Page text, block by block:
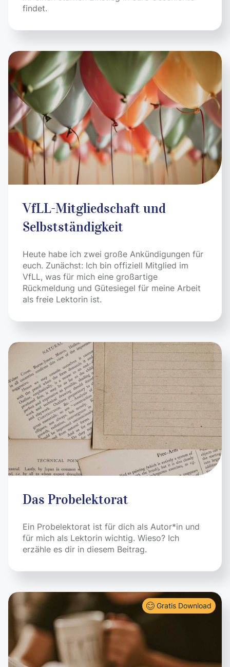
findet.
VfLL-Mitgliedschaft und
Selbstständigkeit
Heute habe ich zwei große Ankündigungen für
euch. Zunächst: Ich bin offiziell Mitglied im
VfLL, was für mich eine großartige
Rückmeldung und Gütesiegel für meine Arbeit
als freie Lektorin ist.
Das Probelektorat
Ein Probelektorat ist für dich als Autor*in und
für mich als Lektorin wichtig. Wieso? Ich
erzähle es dir in diesem Beitrag.
Gratis Download